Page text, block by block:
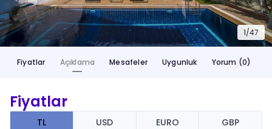
1/47
Fiyatlar Açıklama Mesafeler Uygunluk Yorum (0)
Fiyatlar
TL USD EURO
GBP